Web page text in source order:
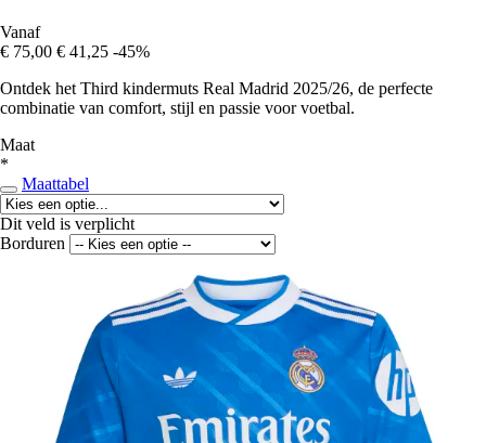
Vanaf
€ 75,00 € 41,25 -45%
Ontdek het Third kindermuts Real Madrid 2025/26, de perfecte
combinatie van comfort, stijl en passie voor voetbal.
Maat
*
Maattabel
Dit veld is verplicht
Borduren